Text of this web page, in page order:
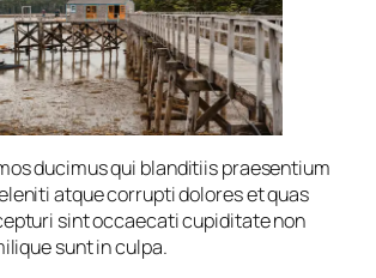
ducimus qui blanditiis praesentium
atque corrupti dolores et quas
sint occaecati cupiditate non
sunt in culpa.